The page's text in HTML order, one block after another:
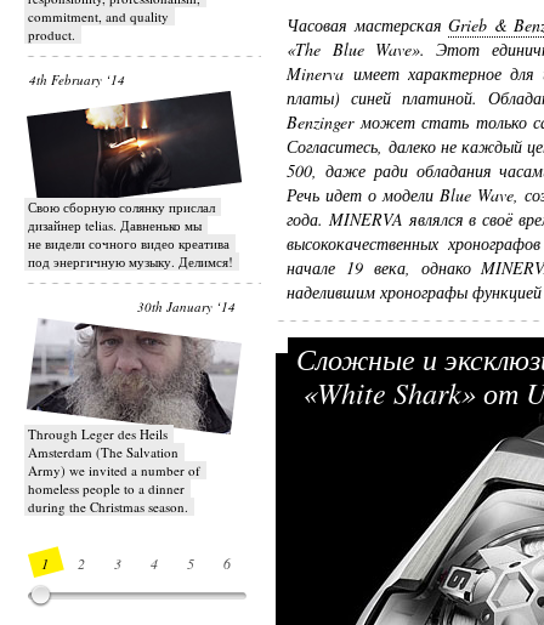
commitment, and quality
product.
4th February ‘14
Свою сборную солянку прислал
дизайнер telias. Давненько мы
не видели сочного видео креатива
под энергичную музыку. Делимся!
30th January ‘14
Through Leger des Heils
Amsterdam (The Salvation
Army) we invited a number of
homeless people to a dinner
during the Christmas season.
1 2 3 4 5 6 11 12 13 14
Часовая мастерскаяGrieb &
«The Blue Wave». Этот
Minerva имеет характерное
платы) синей платиной.
Benzinger может стать только
Согласитесь, далеко не каждый
500, даже ради обладания
Речь идет о модели Blue Wave,
года. MINERVA являлся в своё
высококачественных
начале 19 века, однако
наделившим хронографы
Сложные и
«White Shark» от